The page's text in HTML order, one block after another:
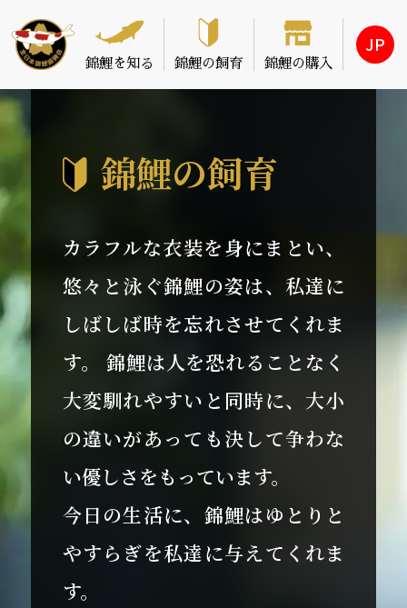
錦鯉を知る 錦鯉の飼育 錦鯉の購入
JP
錦鯉の飼育
カラフルな衣装を身にまとい、
悠々と泳ぐ錦鯉の姿は、私達に
しばしば時を忘れさせてくれま
す。 錦鯉は人を恐れることなく
大変馴れやすいと同時に、大小
の違いがあっても決して争わな
い優しさをもっています。
今日の生活に、錦鯉はゆとりと
やすらぎを私達に与えてくれま
す。